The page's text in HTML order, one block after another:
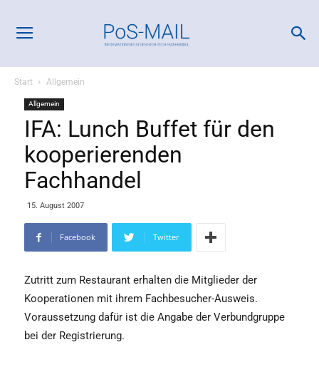
Start Allgemein
Allgemein
IFA: Lunch Buffet für den
kooperierenden
Fachhandel
15. August 2007
Facebook Twitter
Zutritt zum Restaurant erhalten die Mitglieder der
Kooperationen mit ihrem Fachbesucher-Ausweis.
Voraussetzung dafür ist die Angabe der Verbundgruppe
bei der Registrierung.